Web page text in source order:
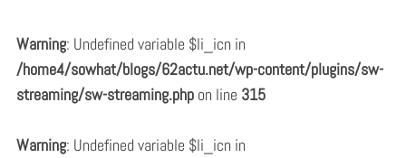
Warning: Undefined variable $li_icn in
/home4/sowhat/blogs/62actu.net/wp-content/plugins/sw-
streaming/sw-streaming.phpon line 315
Warning: Undefined variable $li_icn in